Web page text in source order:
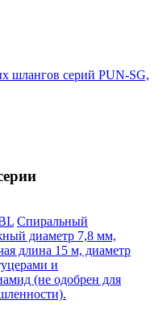
шлангов серий PUN-SG,
Спиральный
диаметр 7,8 мм,
длина 15 м, диаметр
и
(не одобрен для